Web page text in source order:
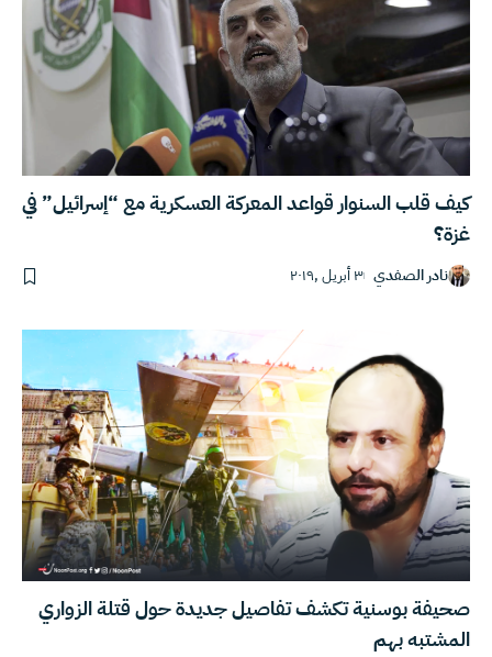
كيف قلب السنوار قواعد المعركة العسكرية مع “إسرائيل” في
غزة؟
نادر الصفدي ٣ أبريل ,٢٠١٩
صحيفة بوسنية تكشف تفاصيل جديدة حول قتلة الزواري
المشتبه بهم